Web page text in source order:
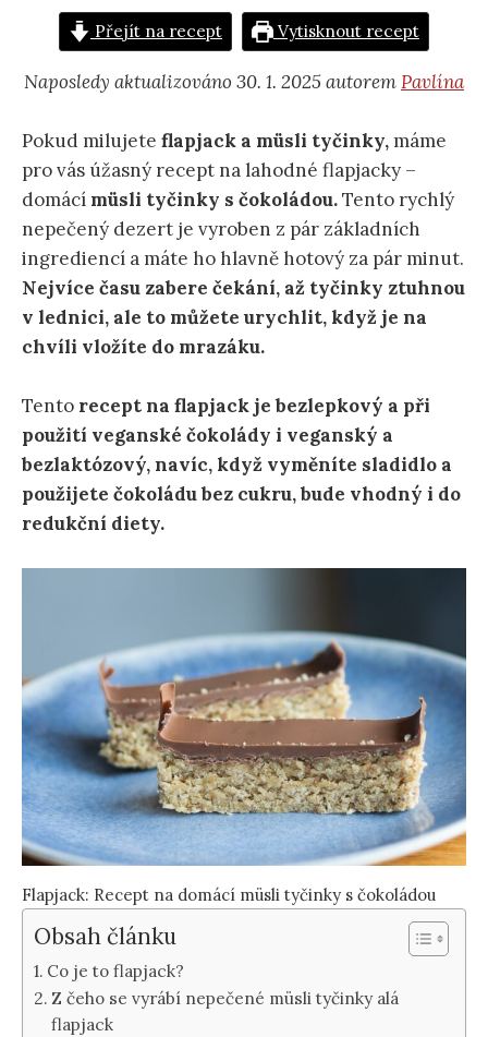
Přejít na recept Vytisknout recept
Naposledy aktualizováno 30. 1. 2025 autoremPavlína
Pokud milujete flapjack a müsli tyčinky, máme
pro vás úžasný recept na lahodné flapjacky –
domácí müsli tyčinky s čokoládou.Tento rychlý
nepečený dezert je vyroben z pár základních
ingrediencí a máte ho hlavně hotový za pár minut.
Nejvíce času zabere čekání, až tyčinky ztuhnou
v lednici, ale to můžete urychlit, když je na
chvíli vložíte do mrazáku.
Tento recept na flapjack je bezlepkový a při
použití veganské čokolády i veganský a
bezlaktózový, navíc, když vyměníte sladidlo a
použijete čokoládu bez cukru, bude vhodný i do
redukční diety.
Flapjack: Recept na domácí müsli tyčinky s čokoládou
Obsah článku
Co je to flapjack?
Z čeho se vyrábí nepečené müsli tyčinky alá
flapjack